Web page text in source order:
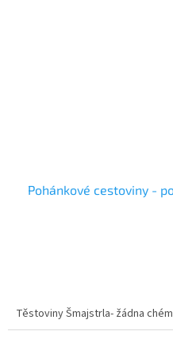
Pohánkové cestoviny -
Těstoviny Šmajstrla- žádna